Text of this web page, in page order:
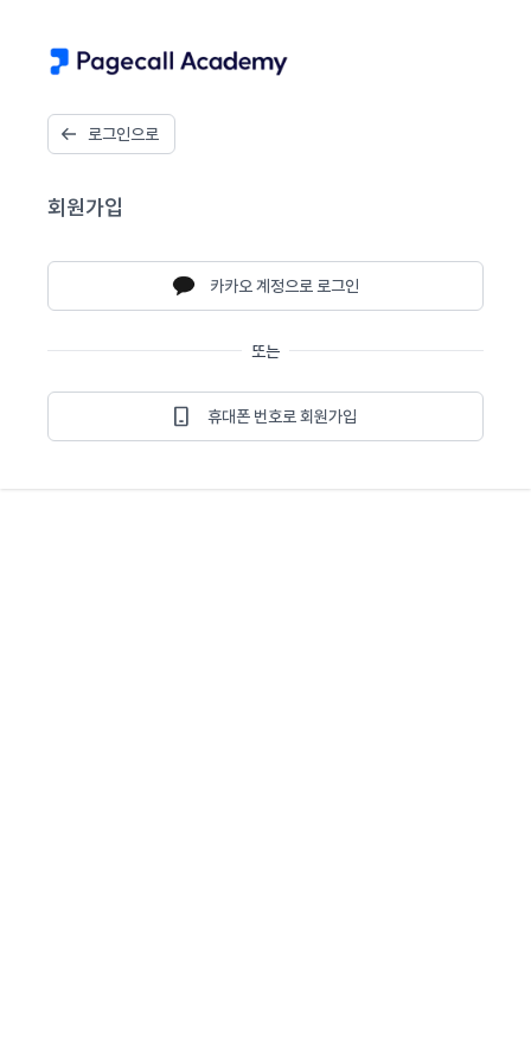
로그인으로
회원가입
카카오 계정으로 로그인
또는
휴대폰 번호로 회원가입